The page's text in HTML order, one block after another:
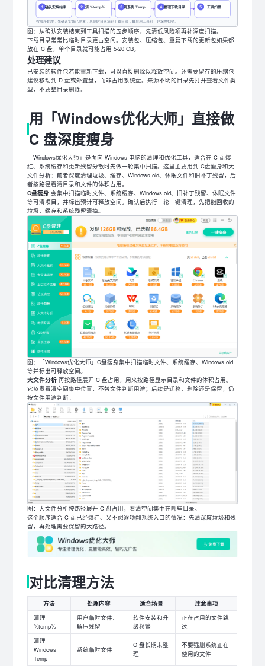
图：从确认安装结束到工具扫描的五步顺序，先清低风险项再补深度扫描。
下载目录常常比临时目录更占空间。安装包、压缩包、重复下载的更新包如果都
放在 C 盘，单个目录就可能占用 5-20 GB。
处理建议
已安装的软件包若能重新下载，可以直接删除以释放空间。还需要留存的压缩包
建议移动到 D 盘或外置盘，而非占用系统盘。来源不明的目录先打开查看文件类
型，不要整目录删除。
用「Windows优化大师」直接做
C 盘深度瘦身
「Windows优化大师」是面向 Windows 电脑的清理和优化工具，适合在 C 盘爆
红、系统缓存和更新残留分散时先做一轮集中扫描。这里主要用到 C盘瘦身和大
文件分析：前者深度清理垃圾、缓存、Windows.old、休眠文件和旧补丁残留，后
者按路径看清目录和文件的体积占用。
C盘瘦身 会集中扫描临时文件、系统缓存、Windows.old、旧补丁残留、休眠文件
等可清项目，并标出预计可释放空间。确认后执行一轮一键清理，先把能回收的
垃圾、缓存和系统残留清掉。
图：「Windows优化大师」C盘瘦身集中扫描临时文件、系统缓存、Windows.old
等并标出可释放空间。
大文件分析 再按路径展开 C 盘占用，用来按路径显示目录和文件的体积占用。
它负责看清空间集中位置，不替文件判断用途；后续是迁移、删除还是保留，仍
按文件用途判断。
图：大文件分析按路径展开 C 盘占用，看清空间集中在哪些目录。
这个顺序适合 C 盘已经爆红、又不想逐项翻系统入口的情况：先清深度垃圾和残
留，再处理需要保留的大路径。
对比清理方法
方法 处理内容 适合场景
注意事项
清理
%temp%
用户临时文件、
解压残留
软件安装和升
级频繁
正在占用的文件跳
过
清理
Windows
Temp
系统临时文件
C 盘长期未整
理
不要强删系统正在
使用的文件